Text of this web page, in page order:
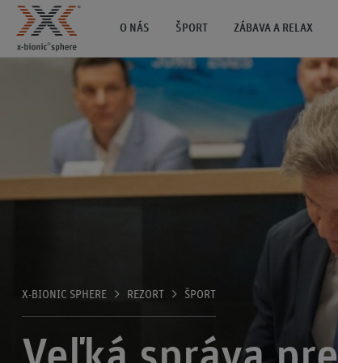
O NÁS ŠPORT ZÁBAVA A RELAX
X-BIONIC SPHERE REZORT ŠPORT